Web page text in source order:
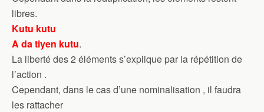
libres.
Kutu kutu
A da tiyen kutu.
La liberté des 2 éléments s’explique par la répétition de
l’action .
Cependant, dans le cas d’une nominalisation , il faudra
les rattacher